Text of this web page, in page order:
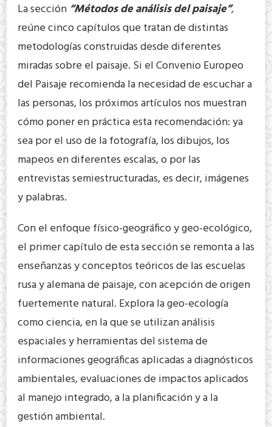
La sección “Métodos de análisis del paisaje”,
reúne cinco capítulos que tratan de distintas
metodologías construidas desde diferentes
miradas sobre el paisaje. Si el Convenio Europeo
del Paisaje recomienda la necesidad de escuchar a
las personas, los próximos artículos nos muestran
cómo poner en práctica esta recomendación: ya
sea por el uso de la fotografía, los dibujos, los
mapeos en diferentes escalas, o por las
entrevistas semiestructuradas, es decir, imágenes
y palabras.
Con el enfoque físico-geográfico y geo-ecológico,
el primer capítulo de esta sección se remonta a las
enseñanzas y conceptos teóricos de las escuelas
rusa y alemana de paisaje, con acepción de origen
fuertemente natural. Explora la geo-ecología
como ciencia, en la que se utilizan análisis
espaciales y herramientas del sistema de
informaciones geográficas aplicadas a diagnósticos
ambientales, evaluaciones de impactos aplicados
al manejo integrado, a la planificación y a la
gestión ambiental.